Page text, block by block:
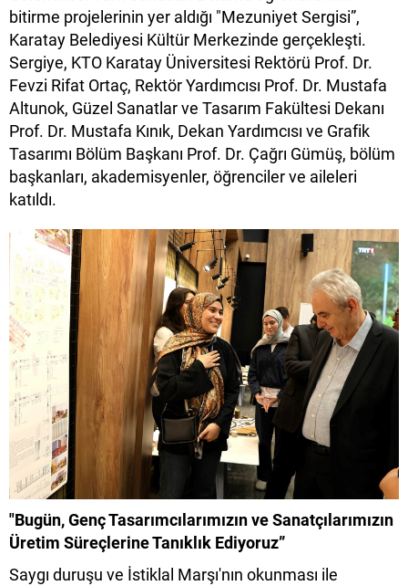
bitirme projelerinin yer aldığı "Mezuniyet Sergisi”,
Karatay Belediyesi Kültür Merkezinde gerçekleşti.
Sergiye, KTO Karatay Üniversitesi Rektörü Prof. Dr.
Fevzi Rifat Ortaç, Rektör Yardımcısı Prof. Dr. Mustafa
Altunok, Güzel Sanatlar ve Tasarım Fakültesi Dekanı
Prof. Dr. Mustafa Kınık, Dekan Yardımcısı ve Grafik
Tasarımı Bölüm Başkanı Prof. Dr. Çağrı Gümüş, bölüm
başkanları, akademisyenler, öğrenciler ve aileleri
katıldı.
"Bugün, Genç Tasarımcılarımızın ve Sanatçılarımızın
Üretim Süreçlerine Tanıklık Ediyoruz”
Saygı duruşu ve İstiklal Marşı'nın okunması ile